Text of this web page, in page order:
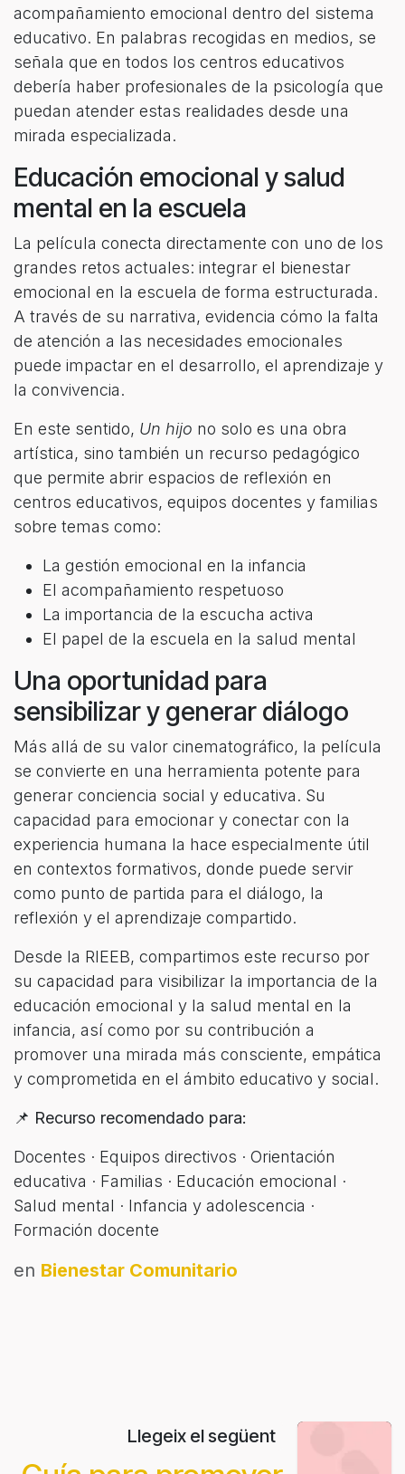
acompañamiento emocional dentro del sistema
educativo. En palabras recogidas en medios, se
señala que en todos los centros educativos
debería haber profesionales de la psicología que
puedan atender estas realidades desde una
mirada especializada.
Educación emocional y salud
mental en la escuela
La película conecta directamente con uno de los
grandes retos actuales: integrar el bienestar
emocional en la escuela de forma estructurada.
A través de su narrativa, evidencia cómo la falta
de atención a las necesidades emocionales
puede impactar en el desarrollo, el aprendizaje y
la convivencia.
En este sentido, Un hijo no solo es una obra
artística, sino también un recurso pedagógico
que permite abrir espacios de reflexión en
centros educativos, equipos docentes y familias
sobre temas como:
La gestión emocional en la infancia
El acompañamiento respetuoso
La importancia de la escucha activa
El papel de la escuela en la salud mental
Una oportunidad para
sensibilizar y generar diálogo
Más allá de su valor cinematográfico, la película
se convierte en una herramienta potente para
generar conciencia social y educativa. Su
capacidad para emocionar y conectar con la
experiencia humana la hace especialmente útil
en contextos formativos, donde puede servir
como punto de partida para el diálogo, la
reflexión y el aprendizaje compartido.
Desde la RIEEB, compartimos este recurso por
su capacidad para visibilizar la importancia de la
educación emocional y la salud mental en la
infancia, así como por su contribución a
promover una mirada más consciente, empática
y comprometida en el ámbito educativo y social.
📌 Recurso recomendado para:
Docentes · Equipos directivos · Orientación
educativa · Familias · Educación emocional ·
Salud mental · Infancia y adolescencia ·
Formación docente
en Bienestar Comunitario
Llegeix el següent